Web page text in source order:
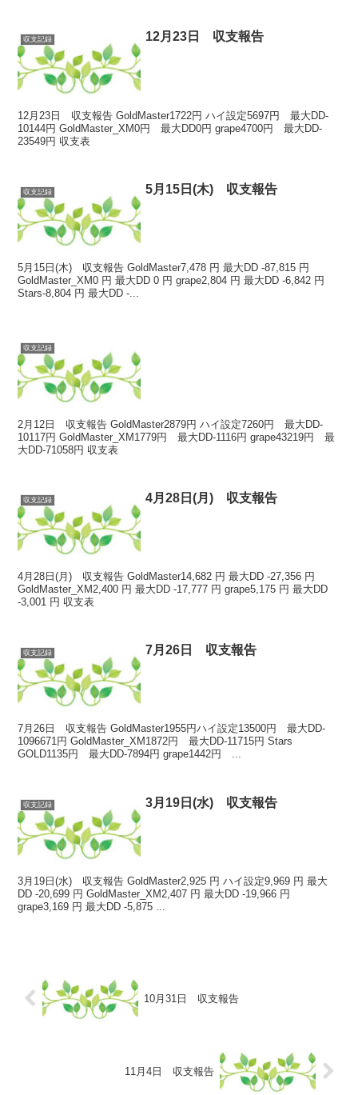
収支記録 12月23日 収支報告
12月23日 収支報告 GoldMaster1722円 ハイ設定5697円 最大DD-
10144円 GoldMaster_XM0円 最大DD0円 grape4700円 最大DD-
23549円 収支表
収支記録 5月15日(木) 収支報告
5月15日(木) 収支報告 GoldMaster7,478 円 最大DD -87,815 円
GoldMaster_XM0 円 最大DD 0 円 grape2,804 円 最大DD -6,842 円
Stars-8,804 円 最大DD -...
収支記録
2月12日 収支報告 GoldMaster2879円 ハイ設定7260円 最大DD-
10117円 GoldMaster_XM1779円 最大DD-1116円 grape43219円 最
大DD-71058円 収支表
収支記録 4月28日(月) 収支報告
4月28日(月) 収支報告 GoldMaster14,682 円 最大DD -27,356 円
GoldMaster_XM2,400 円 最大DD -17,777 円 grape5,175 円 最大DD
-3,001 円 収支表
収支記録 7月26日 収支報告
7月26日 収支報告 GoldMaster1955円ハイ設定13500円 最大DD-
1096671円 GoldMaster_XM1872円 最大DD-11715円 Stars
GOLD1135円 最大DD-7894円 grape1442円 ...
収支記録 3月19日(水) 収支報告
3月19日(水) 収支報告 GoldMaster2,925 円 ハイ設定9,969 円 最大
DD -20,699 円 GoldMaster_XM2,407 円 最大DD -19,966 円
grape3,169 円 最大DD -5,875 ...
10月31日 収支報告
11月4日 収支報告